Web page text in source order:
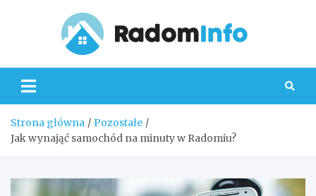
Strona główna
Pozostałe
Jak wynająć samochód na minuty w Radomiu?